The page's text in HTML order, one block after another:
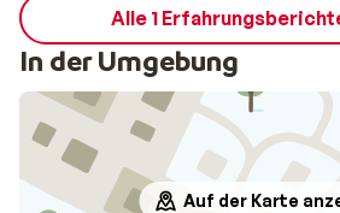
Alle 1
In der Umgebung
Auf der Karte